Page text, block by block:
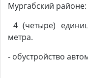
Мургабский районе:
4 (четыре)
метра.
- обустройство